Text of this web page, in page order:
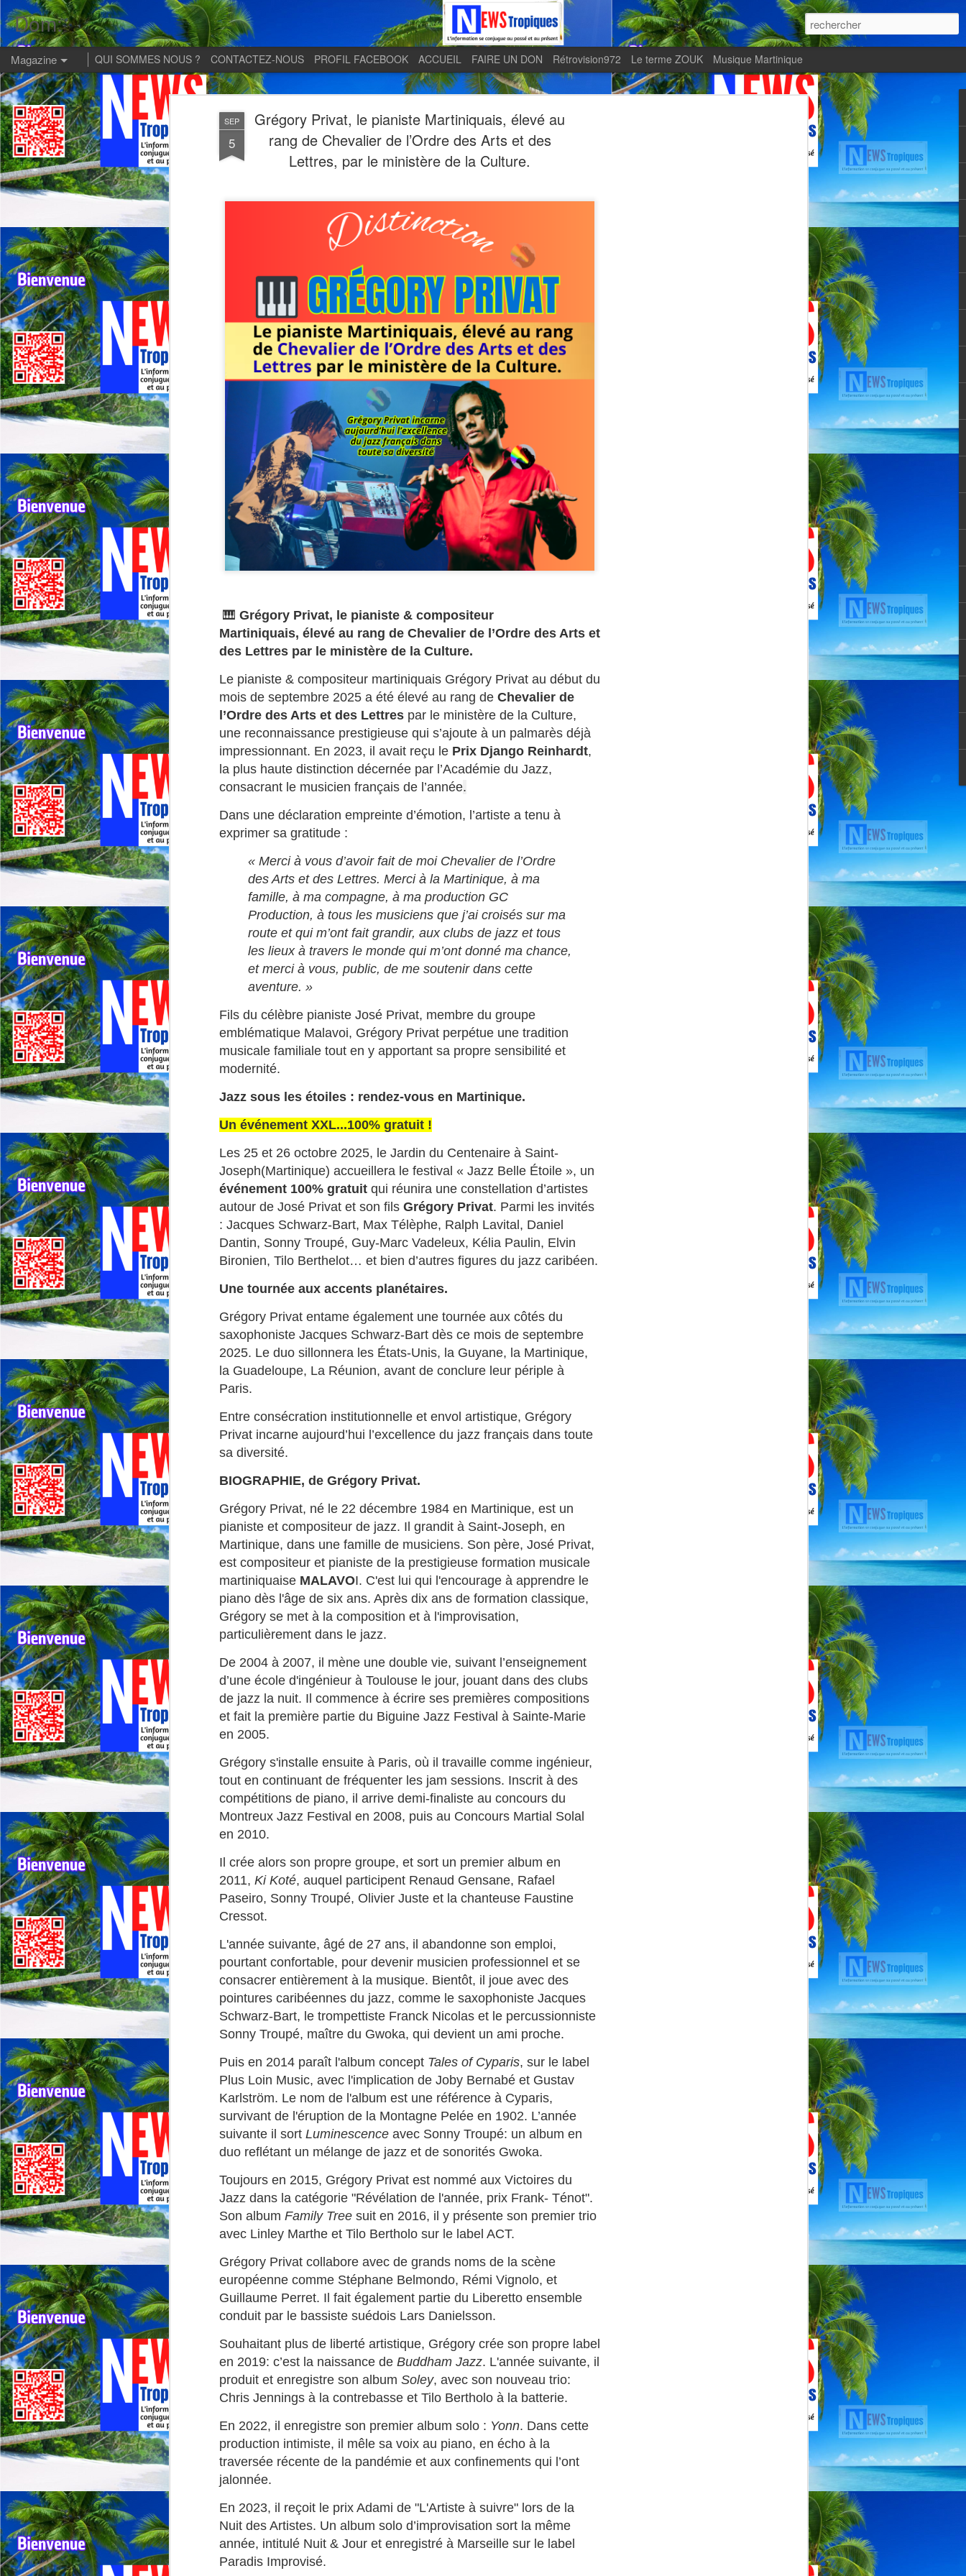
SEP
5
Grégory Privat, le pianiste Martiniquais, élevé au
rang de Chevalier de l’Ordre des Arts et des
Lettres, par le ministère de la Culture.
🎹 Grégory Privat, le pianiste & compositeur
Martiniquais, élevé au rang de Chevalier de l’Ordre des Arts et
des Lettres par le ministère de la Culture.
Le pianiste & compositeur martiniquais Grégory Privat au début du
mois de septembre 2025 a été élevé au rang de Chevalier de
l’Ordre des Arts et des Lettres par le ministère de la Culture,
une reconnaissance prestigieuse qui s’ajoute à un palmarès déjà
impressionnant. En 2023, il avait reçu le Prix Django Reinhardt,
la plus haute distinction décernée par l’Académie du Jazz,
consacrant le musicien français de l’année.
Dans une déclaration empreinte d’émotion, l’artiste a tenu à
exprimer sa gratitude :
« Merci à vous d’avoir fait de moi Chevalier de l’Ordre
des Arts et des Lettres. Merci à la Martinique, à ma
famille, à ma compagne, à ma production GC
Production, à tous les musiciens que j’ai croisés sur ma
route et qui m’ont fait grandir, aux clubs de jazz et tous
les lieux à travers le monde qui m’ont donné ma chance,
et merci à vous, public, de me soutenir dans cette
aventure. »
Fils du célèbre pianiste José Privat, membre du groupe
emblématique Malavoi, Grégory Privat perpétue une tradition
musicale familiale tout en y apportant sa propre sensibilité et
modernité.
Jazz sous les étoiles : rendez-vous en Martinique.
Un événement XXL...100% gratuit !
Les 25 et 26 octobre 2025, le Jardin du Centenaire à Saint-
Joseph(Martinique) accueillera le festival « Jazz Belle Étoile », un
événement 100% gratuit qui réunira une constellation d’artistes
autour de José Privat et son fils Grégory Privat. Parmi les invités
: Jacques Schwarz-Bart, Max Télèphe, Ralph Lavital, Daniel
Dantin, Sonny Troupé, Guy-Marc Vadeleux, Kélia Paulin, Elvin
Bironien, Tilo Berthelot… et bien d’autres figures du jazz caribéen.
Une tournée aux accents planétaires.
Grégory Privat entame également une tournée aux côtés du
saxophoniste Jacques Schwarz-Bart dès ce mois de septembre
2025. Le duo sillonnera les États-Unis, la Guyane, la Martinique,
la Guadeloupe, La Réunion, avant de conclure leur périple à
Paris.
Entre consécration institutionnelle et envol artistique, Grégory
Privat incarne aujourd’hui l’excellence du jazz français dans toute
sa diversité.
BIOGRAPHIE, de Grégory Privat.
Grégory Privat, né le 22 décembre 1984 en Martinique, est un
pianiste et compositeur de jazz. Il grandit à Saint-Joseph, en
Martinique, dans une famille de musiciens. Son père, José Privat,
est compositeur et pianiste de la prestigieuse formation musicale
martiniquaise MALAVOI. C'est lui qui l'encourage à apprendre le
piano dès l'âge de six ans. Après dix ans de formation classique,
Grégory se met à la composition et à l'improvisation,
particulièrement dans le jazz.
De 2004 à 2007, il mène une double vie, suivant l’enseignement
d’une école d'ingénieur à Toulouse le jour, jouant dans des clubs
de jazz la nuit. Il commence à écrire ses premières compositions
et fait la première partie du Biguine Jazz Festival à Sainte-Marie
en 2005.
Grégory s'installe ensuite à Paris, où il travaille comme ingénieur,
tout en continuant de fréquenter les jam sessions. Inscrit à des
compétitions de piano, il arrive demi-finaliste au concours du
Montreux Jazz Festival en 2008, puis au Concours Martial Solal
en 2010.
Il crée alors son propre groupe, et sort un premier album en
2011, Ki Koté, auquel participent Renaud Gensane, Rafael
Paseiro, Sonny Troupé, Olivier Juste et la chanteuse Faustine
Cressot.
L'année suivante, âgé de 27 ans, il abandonne son emploi,
pourtant confortable, pour devenir musicien professionnel et se
consacrer entièrement à la musique. Bientôt, il joue avec des
pointures caribéennes du jazz, comme le saxophoniste Jacques
Schwarz-Bart, le trompettiste Franck Nicolas et le percussionniste
Sonny Troupé, maître du Gwoka, qui devient un ami proche.
Puis en 2014 paraît l'album concept Tales of Cyparis, sur le label
Plus Loin Music, avec l'implication de Joby Bernabé et Gustav
Karlström. Le nom de l'album est une référence à Cyparis,
survivant de l'éruption de la Montagne Pelée en 1902. L’année
suivante il sort Luminescence avec Sonny Troupé: un album en
duo reflétant un mélange de jazz et de sonorités Gwoka.
Toujours en 2015, Grégory Privat est nommé aux Victoires du
Jazz dans la catégorie "Révélation de l'année, prix Frank- Ténot".
Son album Family Tree suit en 2016, il y présente son premier trio
avec Linley Marthe et Tilo Bertholo sur le label ACT.
Grégory Privat collabore avec de grands noms de la scène
européenne comme Stéphane Belmondo, Rémi Vignolo, et
Guillaume Perret. Il fait également partie du Liberetto ensemble
conduit par le bassiste suédois Lars Danielsson.
Souhaitant plus de liberté artistique, Grégory crée son propre label
en 2019: c’est la naissance de Buddham Jazz. L'année suivante, il
produit et enregistre son album Soley, avec son nouveau trio:
Chris Jennings à la contrebasse et Tilo Bertholo à la batterie.
En 2022, il enregistre son premier album solo : Yonn. Dans cette
production intimiste, il mêle sa voix au piano, en écho à la
traversée récente de la pandémie et aux confinements qui l’ont
jalonnée.
En 2023, il reçoit le prix Adami de "L'Artiste à suivre" lors de la
Nuit des Artistes. Un album solo d’improvisation sort la même
année, intitulé Nuit & Jour et enregistré à Marseille sur le label
Paradis Improvisé.
Dom:
Magazine QUI SOMMES NOUS ? CONTACTEZ-NOUS PROFIL FACEBOOK ACCUEIL FAIRE UN DON Rétrovision972 Le terme ZOUK Musique Martinique
Quand le journal Le Monde met
en lumière Zitata TV, fierté d’une
Quand le journal LE MONDE met en lumière Zitata TV, fierté d’une
télévision martiniquaise indépendante.
Zitata TV, la télévision privée martiniquaise, vient de franchir un cap
symbolique dans son développement médiatique. Le quotidien
national Le Monde lui consacre un article publié le 3 août 2026,
saluant l’énergie, la proximité et l’originalité de cette chaîne qui
JUL
30
Outremer: deux tours
cyclistes se
chevauchent, appel
urgent à une
Réunion et la
Guadeloupe.
🚴Outremer: Deux tours cyclistes
en collision, l’Appel urgent à une
harmonisation entre La réunion et
🚴Quand deux cours cyclistes se
chevauchent, l’excellence des
coureurs se retrouve piégée.
Deux événements majeurs du
cyclisme outre‑mer vont se
dérouler presque simultanément
en 2026 : le 79ᵉ Tour cycliste de
La Réunion (1er au 9 août 2026) et
le 75ᵉ Tour cycliste international
de Guadeloupe (31 juillet au 9
août 2026).
JUL
27
La journaliste
BARBARA OLIVIER-
ZANDRONIS, revient
sur son interview de
un podcast animée Par
La journaliste BARBARA
OLIVIER-ZANDRONIS, revient
sur son interview de Jordan
Bardella. dans un podcast animée
Par la journaliste Rokhaya Diallo.
(Interview en fin de page).
JUL
25
Jean‑Claude Naimro,
le Magicien des
Claviers : France 4
Kassav’.
Claviers : qui a façonné le son
Kassav’, émission exceptionnelle
en son honneur, sur France 4, le
12 août à 23h40.
Une soirée hommage à un maître
de la musique antillaise.
La télévision France 4 consacre
Jean‑Claude Naimro, figure
majeure de la musique caribéenne
et pilier du groupe Kassav’.
La télévision jamaïcaine braque ses caméras sur la
Martinique : "Reggae Therapy", le festival qui fait
vibrer la Caraïbe.
Quand la télévision jamaïcaine braque ses caméras sur le festival
"Reggae Therapy", en Martinique, le festival qui fait vibrer la Caraïbe.
Télévision Jamaïque a parlé de la Martinique, le 17 juillet 2026 dans le
journal de 12heures.
JUL
18
MATHIEU MÉRANVILLE. Journaliste sportif
Martiniquais à France 3, et France info TV, et écrivain.
MATHIEU MÉRANVILLE. Journaliste sportif à France 3, et France info
La voix martiniquaise qui réécrit l’histoire du sport et des
imposé comme l’un des journalistes sportifs les plus respectés de
France.
JUL
Hermann Rose‑Elie : sa famille met fin aux rumeurs et
appelle au respect.
HERMANN ROSE‑ELIE : la famille met fin aux rumeurs et appelle au
respect.
Dans un communiqué diffusé ce vendredi 10 juillet 2026, la famille du
Guadeloupe depuis octobre 2025, a tenu à stopper la vague de
MICHEL ALIBO : Le maître martiniquais de la basse
qui a révolutionné le son caribéen.
Le bassiste et contrebassiste martiniquais Michel Alibo, né le 14 avril
1959 à Paris, il passe son enfance entre Martinique et Paris, fait partie
JUL
9
La Martinique: première région de l'outremer à
intégrer la CARICOM.
La Martinique entre dans la cour des grands : membre associé de la
CARICOM, un tournant historique pour l’île et pour la France dans la
Caraïbe.
La Martinique officiellement membre associé de la CARICOM : une
révolution diplomatique et régionale.
La Martinique est devenue, le 16 juin 2026, la première région française
des Antilles-Guyane, à intégrer la CARICOM en tant que membre
associé.
JUL
FERNAND NEROR, vainqueur du tour cycliste de
Martinique en 1971.
FERNAND NEROR, vainqueur du tour cycliste de Martinique en 1971.
Reste toujours dans le vélo, Il fonde et dirige un magasin de vente et de
Fernand Néror appartient à cette génération de coureurs qui ont façonné
l’histoire du cyclisme martiniquais. Fils du cycliste Paul Néror, il
s’impose dès ses débuts comme l’un des talents les plus prometteurs
de l’Union Cycliste Martiniquaise.
Europe , pour explorer de nouvelles opportunités
professionnelles.
FANNY MARSOT TOURNE LA PAGE EUROPE 1, ET OUVRE UN
NOUVEAU CHAPITRE.
de nouvelles opportunités professionnelles, toujours à Paris.
Une dernière matinale avant le grand départ.
Le vendredi 3 juillet 2026, Fanny Marsot a présenté ses derniers
journaux du 5/8 sur Europe 1, à Paris. Ex‑joker du 5/7, la petite
matinale d'Europe 1, elle referme ainsi cinq années d’antenne.
Elle quitte Europe 1, après 5 ans d’antenne.
JUL
3
France Travail et le groupe Martiniquais BERNARD
HAYOT, instaurent une coopération pour booster
l’emploi en outremer.
France Travail et Bernard Hayot instaurent une coopération ambitieuse
pour accélérer l’accès à l’emploi dans les territoires ultramarins.
France Travail et le groupe martiniquais Bernard Hayot (GBH) ont
officialisé, le 16 juin 2026, une convention de partenariat d’une durée de
deux ans destinée à renforcer l’accès à l’emploi dans l’ensemble des
territoires ultramarins.
29
Martiniquais conquiert Tokyo, Osaka et Nagoya.
🎻MALAVOI, L’ÉPOPÉE JAPONAISE, Quand le groupe Martiniquais
conquiert Tokyo, Osaka et Nagoya. [Ndlr: Vidéo en fin de page]
En octobre 1989, MALAVOI embarque pour l’un des voyages les plus
marquants de son histoire : quatre concerts au Japon, au cœur de trois
métropoles emblématiques, Tokyo, Osaka et Nagoya.
internationale du groupe martiniquais.
🎻UNE DÉLÉGATION ARTISTIQUE D’EXCEPTION.
29
Martinique mis en vente.
📢 Appel à projets immobiliers CTM : 13 biens patrimoniaux de la
Collectivité Territoriale de Martinique mis en vente.
cession de 13 biens immobiliers à fort potentiel, répartis sur plusieurs
communes.
Particuliers, investisseurs, entreprises, porteurs de projets : cette
27
trio, à la Réunion, pour une master class & concert.
À la Réunion, les martiniquais MARIO CANONGE au piano, Michel
Alibo à la basse. Et le guadeloupéen Arnaud Dolmen à la batterie. [
Mario Canonge Trio ]…Les trois pointures du jazz de renommée